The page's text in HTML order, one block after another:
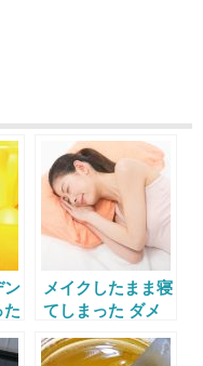
ン
た
メイクしたまま寝
てしまった ダメ
めの対処法6選